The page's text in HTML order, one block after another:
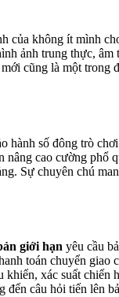
của không ít mình
ảnh trung thực, âm
cũng là một trong
hành số đông trò
cao cường phổ
Sự chuyên chú
giới hạn yêu cầu
toán chuyển
xác suất chiến
câu hỏi tiến lên